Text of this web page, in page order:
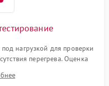
нагрузкой для проверки
перегрева. Оценка
на тестовых
видеовходов и кнопок